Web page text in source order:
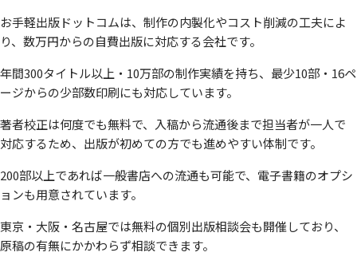
お手軽出版ドットコムは、制作の内製化やコスト削減の工夫によ
り、数万円からの自費出版に対応する会社です。
年間300タイトル以上・10万部の制作実績を持ち、最少10部・16ペ
ージからの少部数印刷にも対応しています。
著者校正は何度でも無料で、入稿から流通後まで担当者が一人で
対応するため、出版が初めての方でも進めやすい体制です。
200部以上であれば一般書店への流通も可能で、電子書籍のオプシ
ョンも用意されています。
東京・大阪・名古屋では無料の個別出版相談会も開催しており、
原稿の有無にかかわらず相談できます。